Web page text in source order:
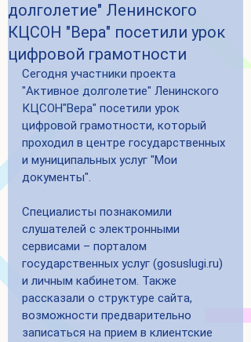
долголетие" Ленинского
КЦСОН "Вера" посетили урок
цифровой грамотности
Сегодня участники проекта
"Активное долголетие" Ленинского
КЦСОН"Вера" посетили урок
цифровой грамотности, который
проходил в центре государственных
и муниципальных услуг "Мои
документы".
Специалисты познакомили
слушателей с электронными
сервисами – порталом
государственных услуг (gosuslugi.ru)
и личным кабинетом. Также
рассказали о структуре сайта,
возможности предварительно
записаться на прием в клиентские